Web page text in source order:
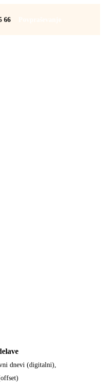
66
dnevi (digitalni),